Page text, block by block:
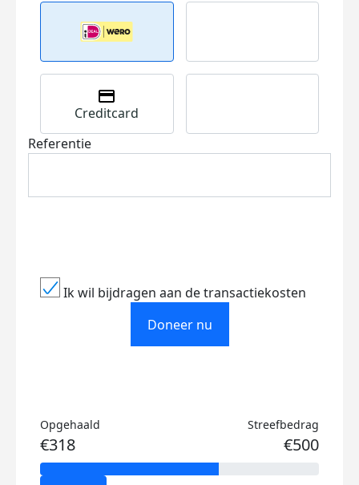
Creditcard
Referentie
Ik wil bijdragen aan de transactiekosten
Doneer nu
Opgehaald
€318
Streefbedrag
€500